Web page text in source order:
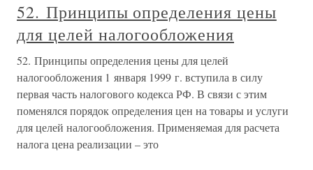
52. Принципы определения цены
для целей налогообложения
52. Принципы определения цены для целей
налогообложения 1 января 1999 г. вступила в силу
первая часть налогового кодекса РФ. В связи с этим
поменялся порядок определения цен на товары и услуги
для целей налогообложения. Применяемая для расчета
налога цена реализации – это